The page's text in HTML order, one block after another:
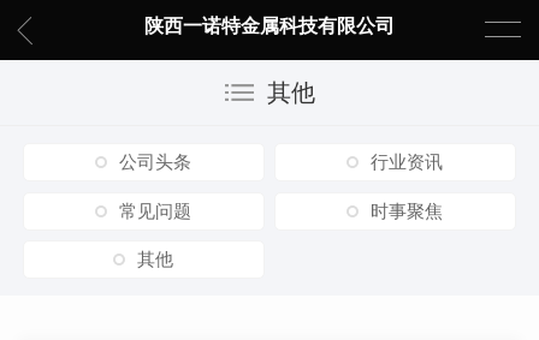
陕西一诺特金属科技有限公司
其他
公司头条 行业资讯
常见问题 时事聚焦
其他